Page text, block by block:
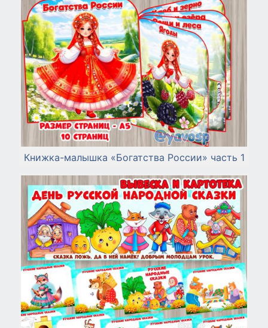
Книжка-малышка «Богатства России» часть 1